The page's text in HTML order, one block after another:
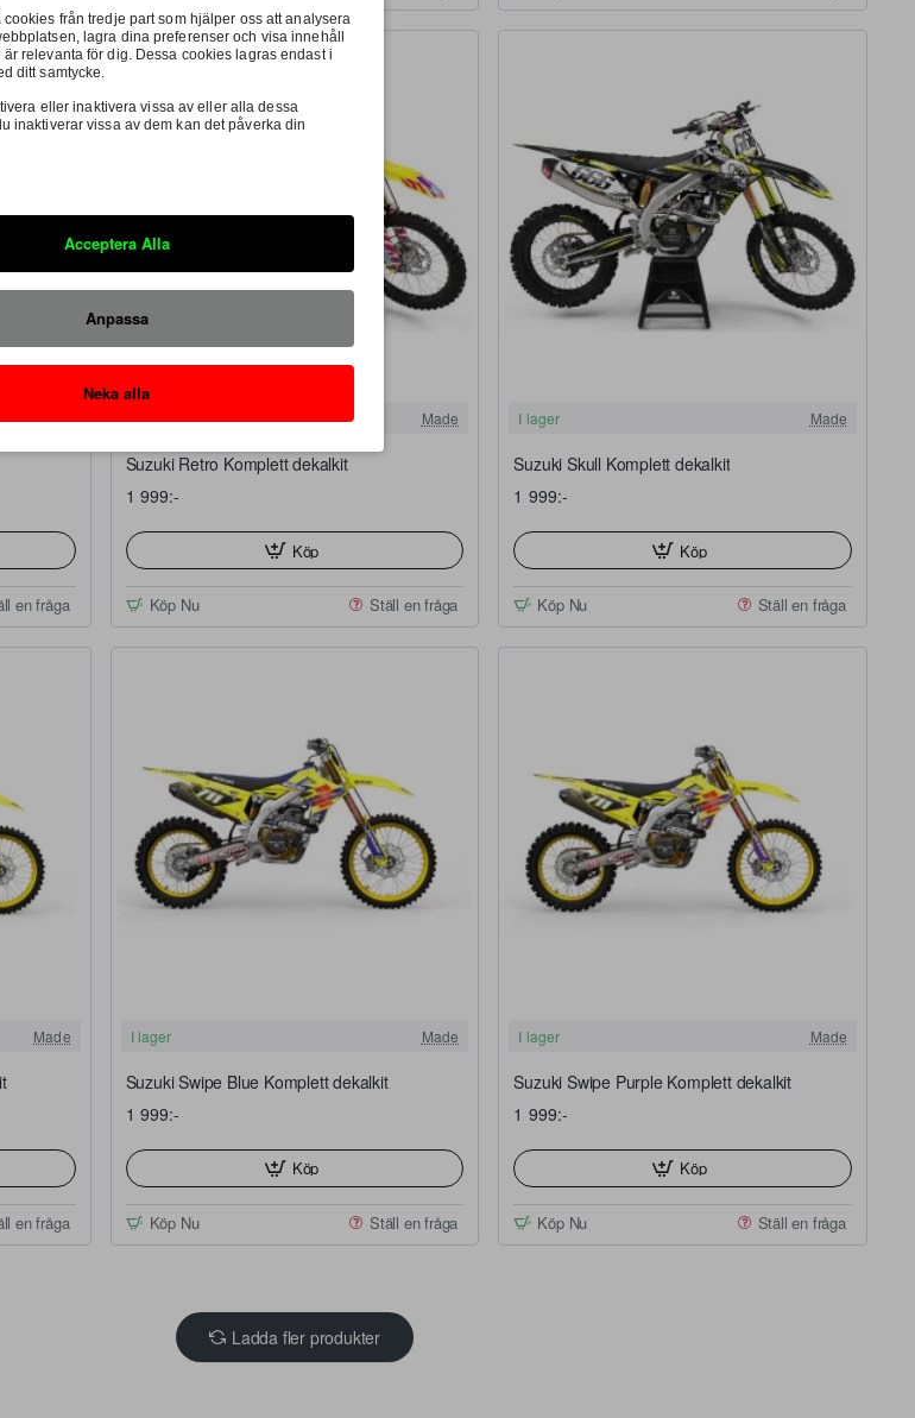
Made
en fråga
FRI FRAKT
I lager Made
Suzuki Retro Komplett dekalkit
1 999:-
Köp
Köp Nu Ställ en fråga
FRI FRAKT
I lager Made
Suzuki Skull Komplett dekalkit
1 999:-
Köp
Köp Nu Ställ en fråga
Made
en fråga
I lager Made
Suzuki Swipe Blue Komplett dekalkit
1 999:-
Köp
Köp Nu Ställ en fråga
I lager Made
Suzuki Swipe Purple Komplett dekalkit
1 999:-
Köp
Köp Nu Ställ en fråga
Ladda fler produkter
från tredje part som hjälper oss att analysera
lagra dina preferenser och visa innehåll
relevanta för dig. Dessa cookies lagras endast i
ditt samtycke.
eller inaktivera vissa av eller alla dessa
inaktiverar vissa av dem kan det påverka din
Acceptera Alla
Anpassa
Neka alla